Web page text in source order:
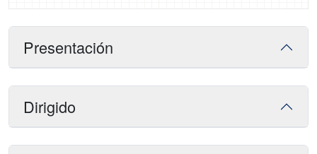
Presentación
Dirigido